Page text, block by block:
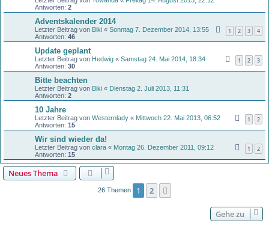
Antworten: 2
Adventskalender 2014
Letzter Beitrag von Biki « Sonntag 7. Dezember 2014, 13:55
Antworten: 46
1 2 3 4
Update geplant
Letzter Beitrag von Hedwig « Samstag 24. Mai 2014, 18:34
Antworten: 30
1 2 3
Bitte beachten
Letzter Beitrag von Biki « Dienstag 2. Juli 2013, 11:31
Antworten: 2
10 Jahre
Letzter Beitrag von Westernlady « Mittwoch 22. Mai 2013, 06:52
Antworten: 15
1 2
Wir sind wieder da!
Letzter Beitrag von clara « Montag 26. Dezember 2011, 09:12
Antworten: 15
1 2
Neues Thema
26 Themen 1 2
Gehe zu